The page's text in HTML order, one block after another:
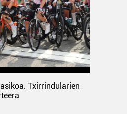
Txirrindularien